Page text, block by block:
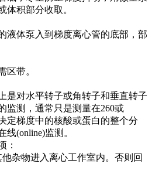
体积部分收取。
体泵入到梯度离心管的底部，部
带。
对水平转子或角转子和垂直转子
监测，通常只是测量在260或
定梯度中的核酸或蛋白的整个分
(online)监测。
：
物进入离心工作室内。否则回